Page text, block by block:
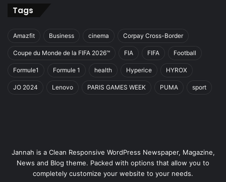
Tags
Amazfit Business cinema Corpay Cross-Border
Coupe du Monde de la FIFA 2026™ FIA FIFA Football
Formule1 Formule 1 health Hyperice HYROX
JO 2024 Lenovo PARIS GAMES WEEK PUMA sport
Jannah is a Clean Responsive WordPress Newspaper, Magazine,
News and Blog theme. Packed with options that allow you to
completely customize your website to your needs.